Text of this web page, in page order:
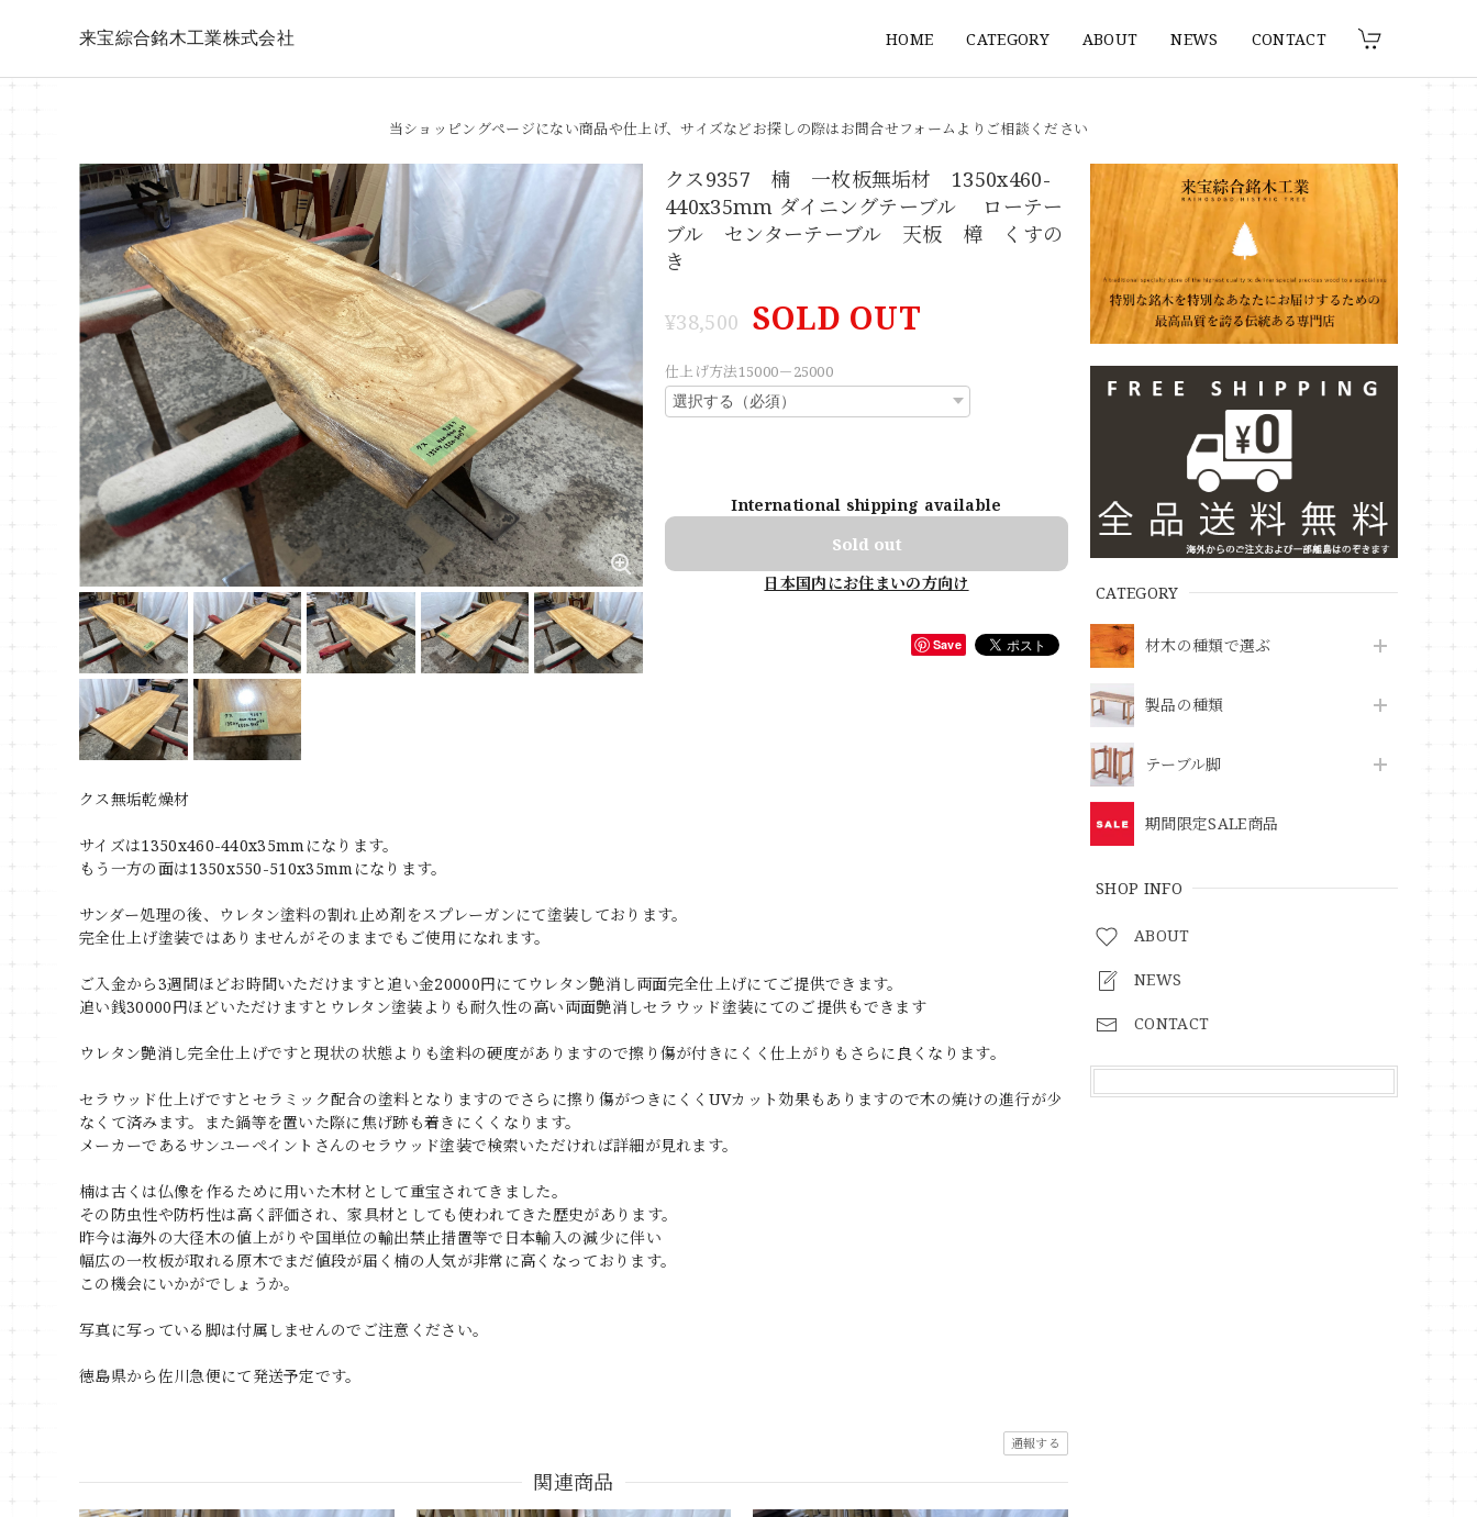
来宝綜合銘木工業株式会社 HOME CATEGORY ABOUT NEWS CONTACT
当ショッピングページにない商品や仕上げ、サイズなどお探しの際はお問合せフォームよりご相談ください
CATEGORY
材木の種類で選ぶ
製品の種類
テーブル脚
期間限定SALE商品
SHOP INFO
ABOUT
NEWS
CONTACT
クス9357 楠 一枚板無垢材 1350x460-
440x35mm ダイニングテーブル ローテー
ブル センターテーブル 天板 樟 くすの
き
¥38,500 SOLD OUT
仕上げ方法15000－25000
International shipping available
Sold out
日本国内にお住まいの方向け
Save
クス無垢乾燥材
サイズは1350x460-440x35mmになります。
もう一方の面は1350x550-510x35mmになります。
サンダー処理の後、ウレタン塗料の割れ止め剤をスプレーガンにて塗装しております。
完全仕上げ塗装ではありませんがそのままでもご使用になれます。
ご入金から3週間ほどお時間いただけますと追い金20000円にてウレタン艶消し両面完全仕上げにてご提供できます。
追い銭30000円ほどいただけますとウレタン塗装よりも耐久性の高い両面艶消しセラウッド塗装にてのご提供もできます
ウレタン艶消し完全仕上げですと現状の状態よりも塗料の硬度がありますので擦り傷が付きにくく仕上がりもさらに良くなります。
セラウッド仕上げですとセラミック配合の塗料となりますのでさらに擦り傷がつきにくくUVカット効果もありますので木の焼けの進行が少
なくて済みます。また鍋等を置いた際に焦げ跡も着きにくくなります。
メーカーであるサンユーペイントさんのセラウッド塗装で検索いただければ詳細が見れます。
楠は古くは仏像を作るために用いた木材として重宝されてきました。
その防虫性や防朽性は高く評価され、家具材としても使われてきた歴史があります。
昨今は海外の大径木の値上がりや国単位の輸出禁止措置等で日本輸入の減少に伴い
幅広の一枚板が取れる原木でまだ値段が届く楠の人気が非常に高くなっております。
この機会にいかがでしょうか。
写真に写っている脚は付属しませんのでご注意ください。
徳島県から佐川急便にて発送予定です。
通報する
関連商品